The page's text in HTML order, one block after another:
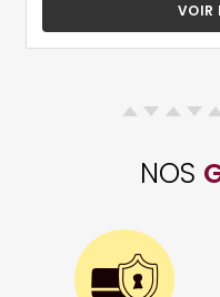
VOIR
NOS